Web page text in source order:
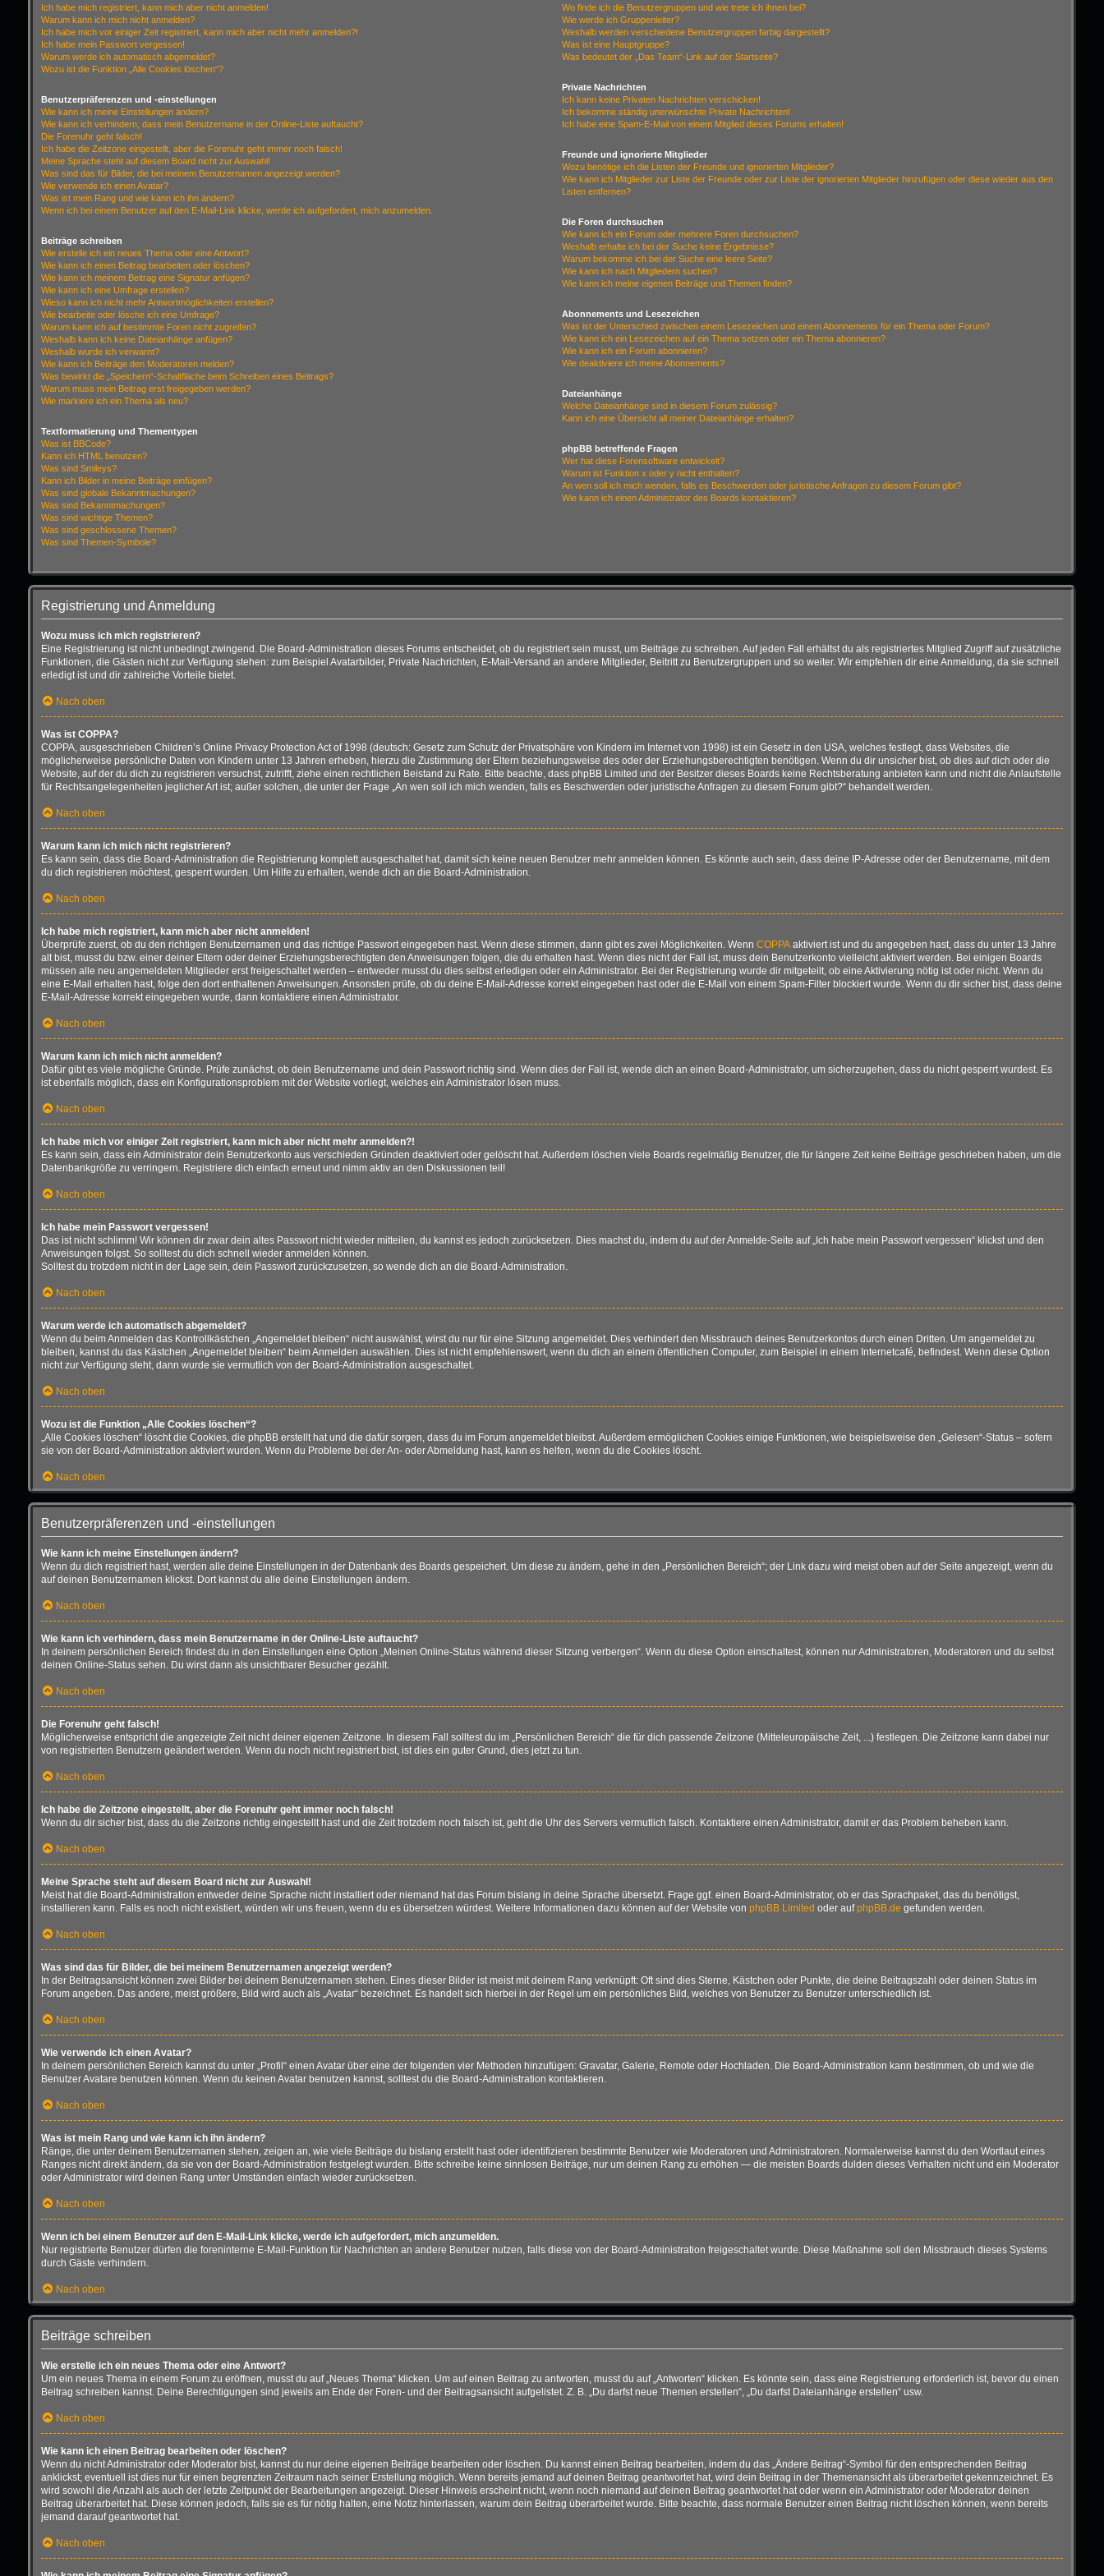
Ich habe mich registriert, kann mich aber nicht anmelden!
Warum kann ich mich nicht anmelden?
Ich habe mich vor einiger Zeit registriert, kann mich aber nicht mehr anmelden?!
Ich habe mein Passwort vergessen!
Warum werde ich automatisch abgemeldet?
Wozu ist die Funktion „Alle Cookies löschen“?
Benutzerpräferenzen und -einstellungen
Wie kann ich meine Einstellungen ändern?
Wie kann ich verhindern, dass mein Benutzername in der Online-Liste auftaucht?
Die Forenuhr geht falsch!
Ich habe die Zeitzone eingestellt, aber die Forenuhr geht immer noch falsch!
Meine Sprache steht auf diesem Board nicht zur Auswahl!
Was sind das für Bilder, die bei meinem Benutzernamen angezeigt werden?
Wie verwende ich einen Avatar?
Was ist mein Rang und wie kann ich ihn ändern?
Wenn ich bei einem Benutzer auf den E-Mail-Link klicke, werde ich aufgefordert, mich anzumelden.
Beiträge schreiben
Wie erstelle ich ein neues Thema oder eine Antwort?
Wie kann ich einen Beitrag bearbeiten oder löschen?
Wie kann ich meinem Beitrag eine Signatur anfügen?
Wie kann ich eine Umfrage erstellen?
Wieso kann ich nicht mehr Antwortmöglichkeiten erstellen?
Wie bearbeite oder lösche ich eine Umfrage?
Warum kann ich auf bestimmte Foren nicht zugreifen?
Weshalb kann ich keine Dateianhänge anfügen?
Weshalb wurde ich verwarnt?
Wie kann ich Beiträge den Moderatoren melden?
Was bewirkt die „Speichern“-Schaltfläche beim Schreiben eines Beitrags?
Warum muss mein Beitrag erst freigegeben werden?
Wie markiere ich ein Thema als neu?
Textformatierung und Thementypen
Was ist BBCode?
Kann ich HTML benutzen?
Was sind Smileys?
Kann ich Bilder in meine Beiträge einfügen?
Was sind globale Bekanntmachungen?
Was sind Bekanntmachungen?
Was sind wichtige Themen?
Was sind geschlossene Themen?
Was sind Themen-Symbole?
Wo finde ich die Benutzergruppen und wie trete ich ihnen bei?
Wie werde ich Gruppenleiter?
Weshalb werden verschiedene Benutzergruppen farbig dargestellt?
Was ist eine Hauptgruppe?
Was bedeutet der „Das Team“-Link auf der Startseite?
Private Nachrichten
Ich kann keine Privaten Nachrichten verschicken!
Ich bekomme ständig unerwünschte Private Nachrichten!
Ich habe eine Spam-E-Mail von einem Mitglied dieses Forums erhalten!
Freunde und ignorierte Mitglieder
Wozu benötige ich die Listen der Freunde und ignorierten Mitglieder?
Wie kann ich Mitglieder zur Liste der Freunde oder zur Liste der ignorierten Mitglieder hinzufügen oder diese wieder aus den
Listen entfernen?
Die Foren durchsuchen
Wie kann ich ein Forum oder mehrere Foren durchsuchen?
Weshalb erhalte ich bei der Suche keine Ergebnisse?
Warum bekomme ich bei der Suche eine leere Seite?
Wie kann ich nach Mitgliedern suchen?
Wie kann ich meine eigenen Beiträge und Themen finden?
Abonnements und Lesezeichen
Was ist der Unterschied zwischen einem Lesezeichen und einem Abonnements für ein Thema oder Forum?
Wie kann ich ein Lesezeichen auf ein Thema setzen oder ein Thema abonnieren?
Wie kann ich ein Forum abonnieren?
Wie deaktiviere ich meine Abonnements?
Dateianhänge
Welche Dateianhänge sind in diesem Forum zulässig?
Kann ich eine Übersicht all meiner Dateianhänge erhalten?
phpBB betreffende Fragen
Wer hat diese Forensoftware entwickelt?
Warum ist Funktion x oder y nicht enthalten?
An wen soll ich mich wenden, falls es Beschwerden oder juristische Anfragen zu diesem Forum gibt?
Wie kann ich einen Administrator des Boards kontaktieren?
Registrierung und Anmeldung
Wozu muss ich mich registrieren?
Eine Registrierung ist nicht unbedingt zwingend. Die Board-Administration dieses Forums entscheidet, ob du registriert sein musst, um Beiträge zu schreiben. Auf jeden Fall erhältst du als registriertes Mitglied Zugriff auf zusätzliche
Funktionen, die Gästen nicht zur Verfügung stehen: zum Beispiel Avatarbilder, Private Nachrichten, E-Mail-Versand an andere Mitglieder, Beitritt zu Benutzergruppen und so weiter. Wir empfehlen dir eine Anmeldung, da sie schnell
erledigt ist und dir zahlreiche Vorteile bietet.
Nach oben
Was ist COPPA?
COPPA, ausgeschrieben Children’s Online Privacy Protection Act of 1998 (deutsch: Gesetz zum Schutz der Privatsphäre von Kindern im Internet von 1998) ist ein Gesetz in den USA, welches festlegt, dass Websites, die
möglicherweise persönliche Daten von Kindern unter 13 Jahren erheben, hierzu die Zustimmung der Eltern beziehungsweise des oder der Erziehungsberechtigten benötigen. Wenn du dir unsicher bist, ob dies auf dich oder die
Website, auf der du dich zu registrieren versuchst, zutrifft, ziehe einen rechtlichen Beistand zu Rate. Bitte beachte, dass phpBB Limited und der Besitzer dieses Boards keine Rechtsberatung anbieten kann und nicht die Anlaufstelle
für Rechtsangelegenheiten jeglicher Art ist; außer solchen, die unter der Frage „An wen soll ich mich wenden, falls es Beschwerden oder juristische Anfragen zu diesem Forum gibt?“ behandelt werden.
Nach oben
Warum kann ich mich nicht registrieren?
Es kann sein, dass die Board-Administration die Registrierung komplett ausgeschaltet hat, damit sich keine neuen Benutzer mehr anmelden können. Es könnte auch sein, dass deine IP-Adresse oder der Benutzername, mit dem
du dich registrieren möchtest, gesperrt wurden. Um Hilfe zu erhalten, wende dich an die Board-Administration.
Nach oben
Ich habe mich registriert, kann mich aber nicht anmelden!
Überprüfe zuerst, ob du den richtigen Benutzernamen und das richtige Passwort eingegeben hast. Wenn diese stimmen, dann gibt es zwei Möglichkeiten. Wenn COPPAaktiviert ist und du angegeben hast, dass du unter 13 Jahre
alt bist, musst du bzw. einer deiner Eltern oder deiner Erziehungsberechtigten den Anweisungen folgen, die du erhalten hast. Wenn dies nicht der Fall ist, muss dein Benutzerkonto vielleicht aktiviert werden. Bei einigen Boards
müssen alle neu angemeldeten Mitglieder erst freigeschaltet werden – entweder musst du dies selbst erledigen oder ein Administrator. Bei der Registrierung wurde dir mitgeteilt, ob eine Aktivierung nötig ist oder nicht. Wenn du
eine E-Mail erhalten hast, folge den dort enthaltenen Anweisungen. Ansonsten prüfe, ob du deine E-Mail-Adresse korrekt eingegeben hast oder die E-Mail von einem Spam-Filter blockiert wurde. Wenn du dir sicher bist, dass deine
E-Mail-Adresse korrekt eingegeben wurde, dann kontaktiere einen Administrator.
Nach oben
Warum kann ich mich nicht anmelden?
Dafür gibt es viele mögliche Gründe. Prüfe zunächst, ob dein Benutzername und dein Passwort richtig sind. Wenn dies der Fall ist, wende dich an einen Board-Administrator, um sicherzugehen, dass du nicht gesperrt wurdest. Es
ist ebenfalls möglich, dass ein Konfigurationsproblem mit der Website vorliegt, welches ein Administrator lösen muss.
Nach oben
Ich habe mich vor einiger Zeit registriert, kann mich aber nicht mehr anmelden?!
Es kann sein, dass ein Administrator dein Benutzerkonto aus verschieden Gründen deaktiviert oder gelöscht hat. Außerdem löschen viele Boards regelmäßig Benutzer, die für längere Zeit keine Beiträge geschrieben haben, um die
Datenbankgröße zu verringern. Registriere dich einfach erneut und nimm aktiv an den Diskussionen teil!
Nach oben
Ich habe mein Passwort vergessen!
Das ist nicht schlimm! Wir können dir zwar dein altes Passwort nicht wieder mitteilen, du kannst es jedoch zurücksetzen. Dies machst du, indem du auf der Anmelde-Seite auf „Ich habe mein Passwort vergessen“ klickst und den
Anweisungen folgst. So solltest du dich schnell wieder anmelden können.
Solltest du trotzdem nicht in der Lage sein, dein Passwort zurückzusetzen, so wende dich an die Board-Administration.
Nach oben
Warum werde ich automatisch abgemeldet?
Wenn du beim Anmelden das Kontrollkästchen „Angemeldet bleiben“ nicht auswählst, wirst du nur für eine Sitzung angemeldet. Dies verhindert den Missbrauch deines Benutzerkontos durch einen Dritten. Um angemeldet zu
bleiben, kannst du das Kästchen „Angemeldet bleiben“ beim Anmelden auswählen. Dies ist nicht empfehlenswert, wenn du dich an einem öffentlichen Computer, zum Beispiel in einem Internetcafé, befindest. Wenn diese Option
nicht zur Verfügung steht, dann wurde sie vermutlich von der Board-Administration ausgeschaltet.
Nach oben
Wozu ist die Funktion „Alle Cookies löschen“?
„Alle Cookies löschen“ löscht die Cookies, die phpBB erstellt hat und die dafür sorgen, dass du im Forum angemeldet bleibst. Außerdem ermöglichen Cookies einige Funktionen, wie beispielsweise den „Gelesen“-Status – sofern
sie von der Board-Administration aktiviert wurden. Wenn du Probleme bei der An- oder Abmeldung hast, kann es helfen, wenn du die Cookies löscht.
Nach oben
Benutzerpräferenzen und -einstellungen
Wie kann ich meine Einstellungen ändern?
Wenn du dich registriert hast, werden alle deine Einstellungen in der Datenbank des Boards gespeichert. Um diese zu ändern, gehe in den „Persönlichen Bereich“; der Link dazu wird meist oben auf der Seite angezeigt, wenn du
auf deinen Benutzernamen klickst. Dort kannst du alle deine Einstellungen ändern.
Nach oben
Wie kann ich verhindern, dass mein Benutzername in der Online-Liste auftaucht?
In deinem persönlichen Bereich findest du in den Einstellungen eine Option „Meinen Online-Status während dieser Sitzung verbergen“. Wenn du diese Option einschaltest, können nur Administratoren, Moderatoren und du selbst
deinen Online-Status sehen. Du wirst dann als unsichtbarer Besucher gezählt.
Nach oben
Die Forenuhr geht falsch!
Möglicherweise entspricht die angezeigte Zeit nicht deiner eigenen Zeitzone. In diesem Fall solltest du im „Persönlichen Bereich“ die für dich passende Zeitzone (Mitteleuropäische Zeit, ...) festlegen. Die Zeitzone kann dabei nur
von registrierten Benutzern geändert werden. Wenn du noch nicht registriert bist, ist dies ein guter Grund, dies jetzt zu tun.
Nach oben
Ich habe die Zeitzone eingestellt, aber die Forenuhr geht immer noch falsch!
Wenn du dir sicher bist, dass du die Zeitzone richtig eingestellt hast und die Zeit trotzdem noch falsch ist, geht die Uhr des Servers vermutlich falsch. Kontaktiere einen Administrator, damit er das Problem beheben kann.
Nach oben
Meine Sprache steht auf diesem Board nicht zur Auswahl!
Meist hat die Board-Administration entweder deine Sprache nicht installiert oder niemand hat das Forum bislang in deine Sprache übersetzt. Frage ggf. einen Board-Administrator, ob er das Sprachpaket, das du benötigst,
installieren kann. Falls es noch nicht existiert, würden wir uns freuen, wenn du es übersetzen würdest. Weitere Informationen dazu können auf der Website von phpBB Limited oder aufphpBB.de gefunden werden.
Nach oben
Was sind das für Bilder, die bei meinem Benutzernamen angezeigt werden?
In der Beitragsansicht können zwei Bilder bei deinem Benutzernamen stehen. Eines dieser Bilder ist meist mit deinem Rang verknüpft: Oft sind dies Sterne, Kästchen oder Punkte, die deine Beitragszahl oder deinen Status im
Forum angeben. Das andere, meist größere, Bild wird auch als „Avatar“ bezeichnet. Es handelt sich hierbei in der Regel um ein persönliches Bild, welches von Benutzer zu Benutzer unterschiedlich ist.
Nach oben
Wie verwende ich einen Avatar?
In deinem persönlichen Bereich kannst du unter „Profil“ einen Avatar über eine der folgenden vier Methoden hinzufügen: Gravatar, Galerie, Remote oder Hochladen. Die Board-Administration kann bestimmen, ob und wie die
Benutzer Avatare benutzen können. Wenn du keinen Avatar benutzen kannst, solltest du die Board-Administration kontaktieren.
Nach oben
Was ist mein Rang und wie kann ich ihn ändern?
Ränge, die unter deinem Benutzernamen stehen, zeigen an, wie viele Beiträge du bislang erstellt hast oder identifizieren bestimmte Benutzer wie Moderatoren und Administratoren. Normalerweise kannst du den Wortlaut eines
Ranges nicht direkt ändern, da sie von der Board-Administration festgelegt wurden. Bitte schreibe keine sinnlosen Beiträge, nur um deinen Rang zu erhöhen — die meisten Boards dulden dieses Verhalten nicht und ein Moderator
oder Administrator wird deinen Rang unter Umständen einfach wieder zurücksetzen.
Nach oben
Wenn ich bei einem Benutzer auf den E-Mail-Link klicke, werde ich aufgefordert, mich anzumelden.
Nur registrierte Benutzer dürfen die foreninterne E-Mail-Funktion für Nachrichten an andere Benutzer nutzen, falls diese von der Board-Administration freigeschaltet wurde. Diese Maßnahme soll den Missbrauch dieses Systems
durch Gäste verhindern.
Nach oben
Beiträge schreiben
Wie erstelle ich ein neues Thema oder eine Antwort?
Um ein neues Thema in einem Forum zu eröffnen, musst du auf „Neues Thema“ klicken. Um auf einen Beitrag zu antworten, musst du auf „Antworten“ klicken. Es könnte sein, dass eine Registrierung erforderlich ist, bevor du einen
Beitrag schreiben kannst. Deine Berechtigungen sind jeweils am Ende der Foren- und der Beitragsansicht aufgelistet. Z. B. „Du darfst neue Themen erstellen“, „Du darfst Dateianhänge erstellen“ usw.
Nach oben
Wie kann ich einen Beitrag bearbeiten oder löschen?
Wenn du nicht Administrator oder Moderator bist, kannst du nur deine eigenen Beiträge bearbeiten oder löschen. Du kannst einen Beitrag bearbeiten, indem du das „Ändere Beitrag“-Symbol für den entsprechenden Beitrag
anklickst; eventuell ist dies nur für einen begrenzten Zeitraum nach seiner Erstellung möglich. Wenn bereits jemand auf deinen Beitrag geantwortet hat, wird dein Beitrag in der Themenansicht als überarbeitet gekennzeichnet. Es
wird sowohl die Anzahl als auch der letzte Zeitpunkt der Bearbeitungen angezeigt. Dieser Hinweis erscheint nicht, wenn noch niemand auf deinen Beitrag geantwortet hat oder wenn ein Administrator oder Moderator deinen
Beitrag überarbeitet hat. Diese können jedoch, falls sie es für nötig halten, eine Notiz hinterlassen, warum dein Beitrag überarbeitet wurde. Bitte beachte, dass normale Benutzer einen Beitrag nicht löschen können, wenn bereits
jemand darauf geantwortet hat.
Nach oben